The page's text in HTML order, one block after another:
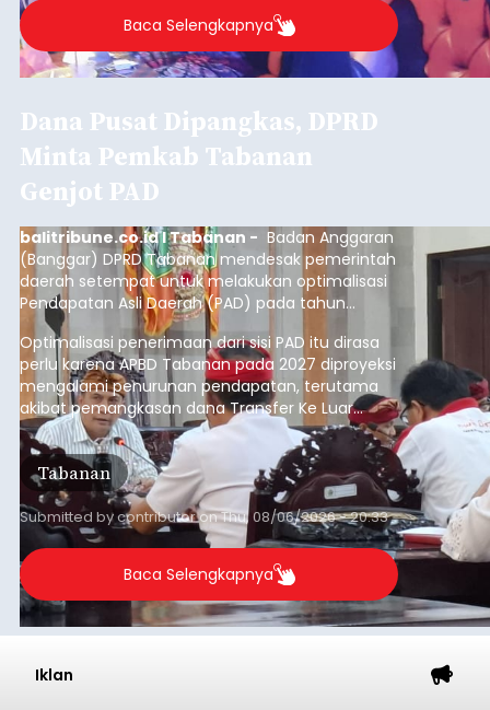
Baca Selengkapnya
Dana Pusat Dipangkas, DPRD
Minta Pemkab Tabanan
Genjot PAD
balitribune.co.id I Tabanan - Badan Anggaran
(Banggar) DPRD Tabanan mendesak pemerintah
daerah setempat untuk melakukan optimalisasi
Pendapatan Asli Daerah (PAD) pada tahun
anggaran 2027.
Optimalisasi penerimaan dari sisi PAD itu dirasa
perlu karena APBD Tabanan pada 2027 diproyeksi
mengalami penurunan pendapatan, terutama
akibat pemangkasan dana Transfer Ke Luar
Daerah (TKD) dari pemerintah pusat.
Tabanan
Submitted bycontributoronThu, 08/06/2026 - 20:33
Baca Selengkapnya
Iklan